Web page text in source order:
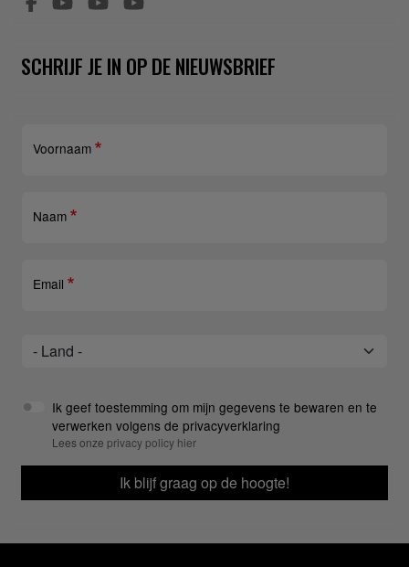
SCHRIJF JE IN OP DE NIEUWSBRIEF
Voornaam
Naam
Email
Land
Land
Ik geef toestemming om mijn gegevens te bewaren en te
verwerken volgens de privacyverklaring
Lees onze privacy policy hier
Ik blijf graag op de hoogte!